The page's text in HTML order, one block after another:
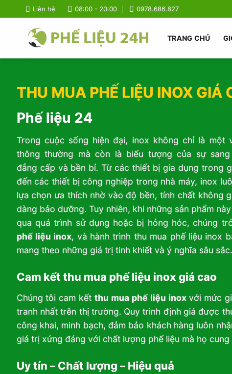
qua
Liên hệ 08:00 - 20:00 0978.686.827
TRANG CHỦ
THU MUA PHẾ LIỆU INOX GIÁ
Phế liệu 24
Trong cuộc sống hiện đại, inox không chỉ là một
thông thường mà còn là biểu tượng của sự
đẳng cấp và bền bỉ. Từ các thiết bị gia dụng trong
đến các thiết bị công nghiệp trong nhà máy, inox
lựa chọn ưa thích nhờ vào độ bền, tính chất không
dàng bảo dưỡng. Tuy nhiên, khi những sản phẩm
qua quá trình sử dụng hoặc bị hỏng hóc, chúng
phế liệu inox, và hành trình thu mua phế liệu inox
mang theo những giá trị tinh khiết và ý nghĩa sâu sắc.
Cam kết thu mua phế liệu inox giá cao
Chúng tôi cam kếtthu mua phế liệu inoxvới mức
tranh nhất trên thị trường. Quy trình định giá được
công khai, minh bạch, đảm bảo khách hàng luôn
giá trị xứng đáng với chất lượng phế liệu mà họ cung
Uy tín – Chất lượng – Hiệu quả